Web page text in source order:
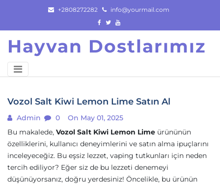
content
+2808272282 info@yourmail.com
Hayvan Dostlarımız
Vozol Salt Kiwi Lemon Lime Satın Al
Admin 0
On May 01, 2025
Bu makalede, Vozol Salt Kiwi Lemon Lime ürününün
özelliklerini, kullanıcı deneyimlerini ve satın alma ipuçlarını
inceleyeceğiz. Bu eşsiz lezzet, vaping tutkunları için neden
tercih ediliyor? Eğer siz de bu lezzeti denemeyi
düşünüyorsanız, doğru yerdesiniz! Öncelikle, bu ürünün